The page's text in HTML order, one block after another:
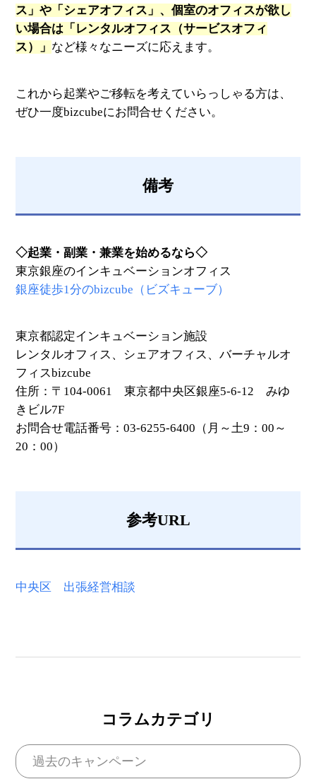
ス」や「シェアオフィス」、個室のオフィスが欲し
い場合は「レンタルオフィス（サービスオフィ
ス）」 など様々なニーズに応えます。
これから起業やご移転を考えていらっしゃる方は、
ぜひ一度bizcubeにお問合せください。
備考
◇起業・副業・兼業を始めるなら◇
東京銀座のインキュベーションオフィス
銀座徒歩1分のbizcube（ビズキューブ）
東京都認定インキュベーション施設
レンタルオフィス、シェアオフィス、バーチャルオ
フィスbizcube
住所：〒104-0061 東京都中央区銀座5-6-12 みゆ
きビル7F
お問合せ電話番号：03-6255-6400（月～土9：00～
20：00）
参考URL
中央区 出張経営相談
コラムカテゴリ
過去のキャンペーン